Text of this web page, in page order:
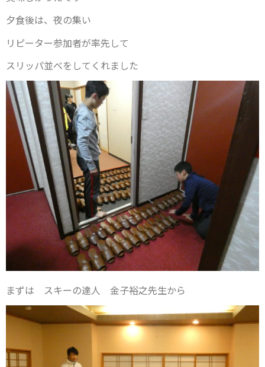
夕食後は、夜の集い
リピーター参加者が率先して
スリッパ並べをしてくれました
まずは スキーの達人 金子裕之先生から